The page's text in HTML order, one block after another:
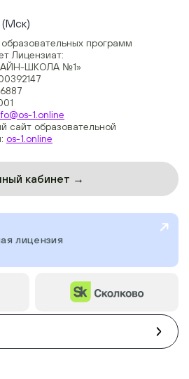
(Мск)
программ
Лицензиат:
ШКОЛА №1»
1.online
сайт образовательной
os-1.online
кабинет →
лицензия